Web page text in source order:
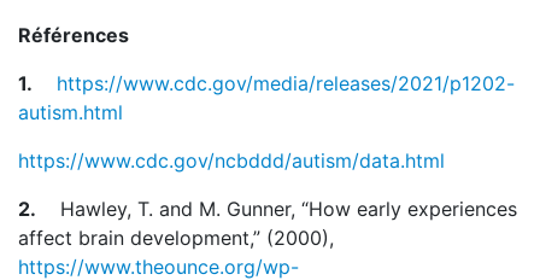
Références
1. https://www.cdc.gov/media/releases/2021/p1202-
autism.html
https://www.cdc.gov/ncbddd/autism/data.html
2. Hawley, T. and M. Gunner, “How early experiences
affect brain development,” (2000),
https://www.theounce.org/wp-